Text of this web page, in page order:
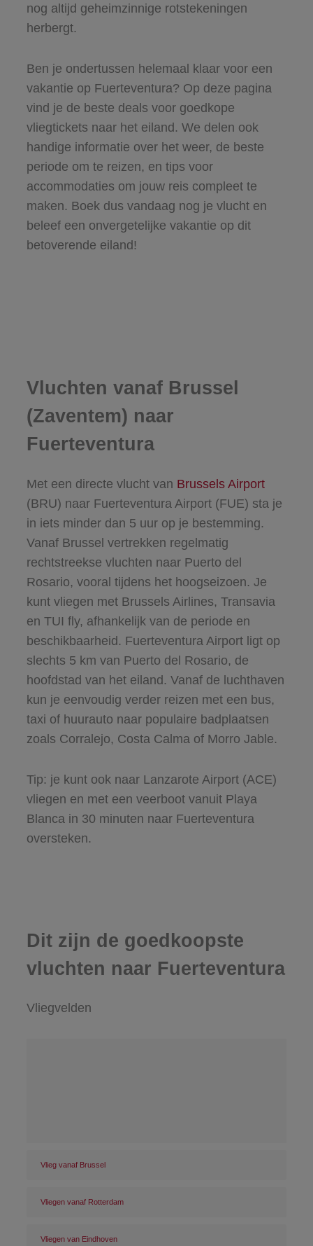
nog altijd geheimzinnige rotstekeningen
herbergt.
Ben je ondertussen helemaal klaar voor een
vakantie op Fuerteventura? Op deze pagina
vind je de beste deals voor goedkope
vliegtickets naar het eiland. We delen ook
handige informatie over het weer, de beste
periode om te reizen, en tips voor
accommodaties om jouw reis compleet te
maken. Boek dus vandaag nog je vlucht en
beleef een onvergetelijke vakantie op dit
betoverende eiland!
Vluchten vanaf Brussel
(Zaventem) naar
Fuerteventura
Met een directe vlucht van Brussels Airport
(BRU) naar Fuerteventura Airport (FUE) sta je
in iets minder dan 5 uur op je bestemming.
Vanaf Brussel vertrekken regelmatig
rechtstreekse vluchten naar Puerto del
Rosario, vooral tijdens het hoogseizoen. Je
kunt vliegen met Brussels Airlines, Transavia
en TUI fly, afhankelijk van de periode en
beschikbaarheid. Fuerteventura Airport ligt op
slechts 5 km van Puerto del Rosario, de
hoofdstad van het eiland. Vanaf de luchthaven
kun je eenvoudig verder reizen met een bus,
taxi of huurauto naar populaire badplaatsen
zoals Corralejo, Costa Calma of Morro Jable.
Tip: je kunt ook naar Lanzarote Airport (ACE)
vliegen en met een veerboot vanuit Playa
Blanca in 30 minuten naar Fuerteventura
oversteken.
Dit zijn de goedkoopste
vluchten naar Fuerteventura
Vliegvelden
Vlieg vanaf Brussel
Vliegen vanaf Rotterdam
Vliegen van Eindhoven